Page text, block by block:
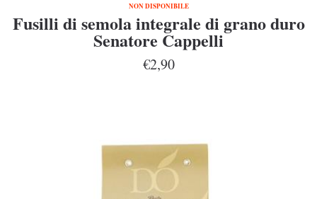
NON DISPONIBILE
Fusilli di semola integrale di grano duro
Senatore Cappelli
€2,90